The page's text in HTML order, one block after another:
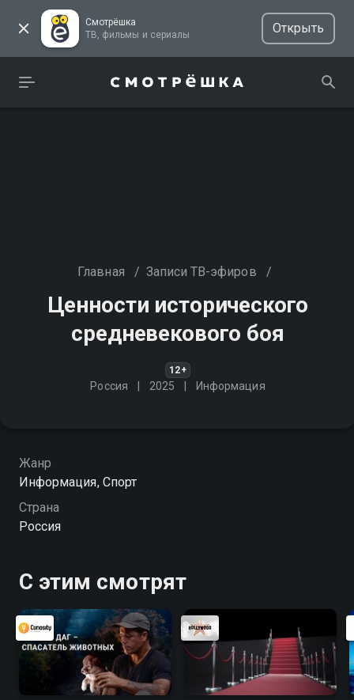
Смотрёшка
ТВ, фильмы и сериалы
Открыть
Главная / Записи ТВ-эфиров /
Ценности исторического
средневекового боя
12+
Россия 2025 Информация
Жанр
Информация, Спорт
Страна
Россия
С этим смотрят